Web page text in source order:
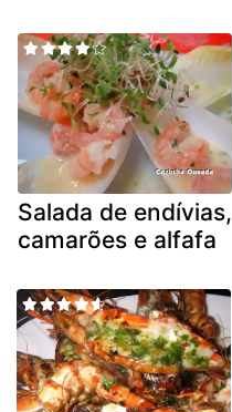
Salada de endívias,
camarões e alfafa